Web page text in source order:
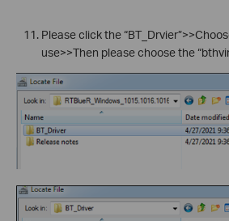
Please click the
use>>Then please choose the